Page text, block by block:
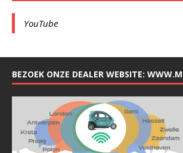
YouTube
BEZOEK ONZE DEALER WEBSITE: